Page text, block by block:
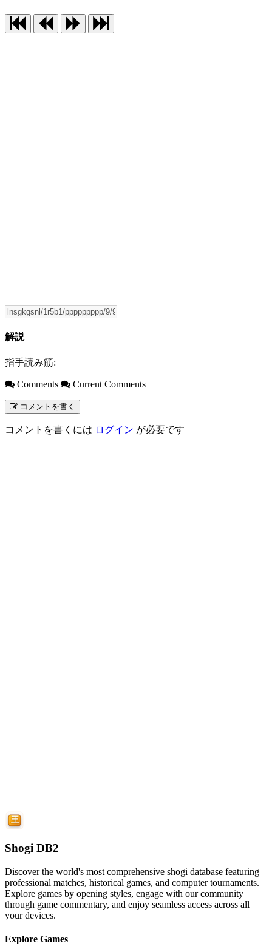
解説
指手読み筋:
Comments Current Comments
コメントを書く
コメントを書くには ログイン が必要です
Shogi DB2
Discover the world's most comprehensive shogi database featuring
professional matches, historical games, and computer tournaments.
Explore games by opening styles, engage with our community
through game commentary, and enjoy seamless access across all
your devices.
Explore Games